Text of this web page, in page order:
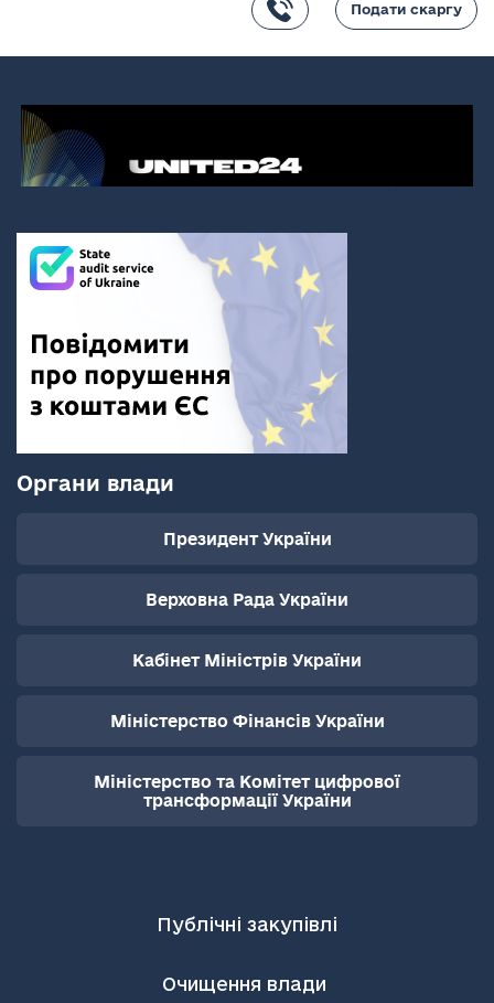
Подати скаргу
Органи влади
Президент України
Верховна Рада України
Кабінет Міністрів України
Міністерство Фінансів України
Міністерство та Комітет цифрової
трансформації України
Публічні закупівлі
Очищення влади